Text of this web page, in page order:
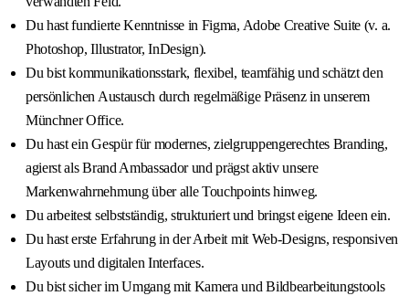
Du hast fundierte Kenntnisse in Figma, Adobe Creative Suite (v. a.
Photoshop, Illustrator, InDesign).
Du bist kommunikationsstark, flexibel, teamfähig und schätzt den
persönlichen Austausch durch regelmäßige Präsenz in unserem
Münchner Office.
Du hast ein Gespür für modernes, zielgruppengerechtes Branding,
agierst als Brand Ambassador und prägst aktiv unsere
Markenwahrnehmung über alle Touchpoints hinweg.
Du arbeitest selbstständig, strukturiert und bringst eigene Ideen ein.
Du hast erste Erfahrung in der Arbeit mit Web-Designs, responsiven
Layouts und digitalen Interfaces.
Du bist sicher im Umgang mit Kamera und Bildbearbeitungstools